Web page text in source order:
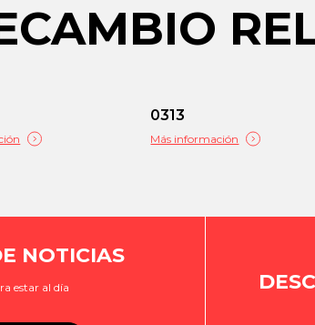
0313
Más información
NOTICIAS
estar al día